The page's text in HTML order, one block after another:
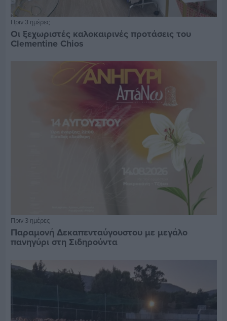
Πριν 3 ημέρες
Οι ξεχωριστές καλοκαιρινές προτάσεις του
Clementine Chios
Πριν 3 ημέρες
Παραμονή Δεκαπενταύγουστου με μεγάλο
πανηγύρι στη Σιδηρούντα